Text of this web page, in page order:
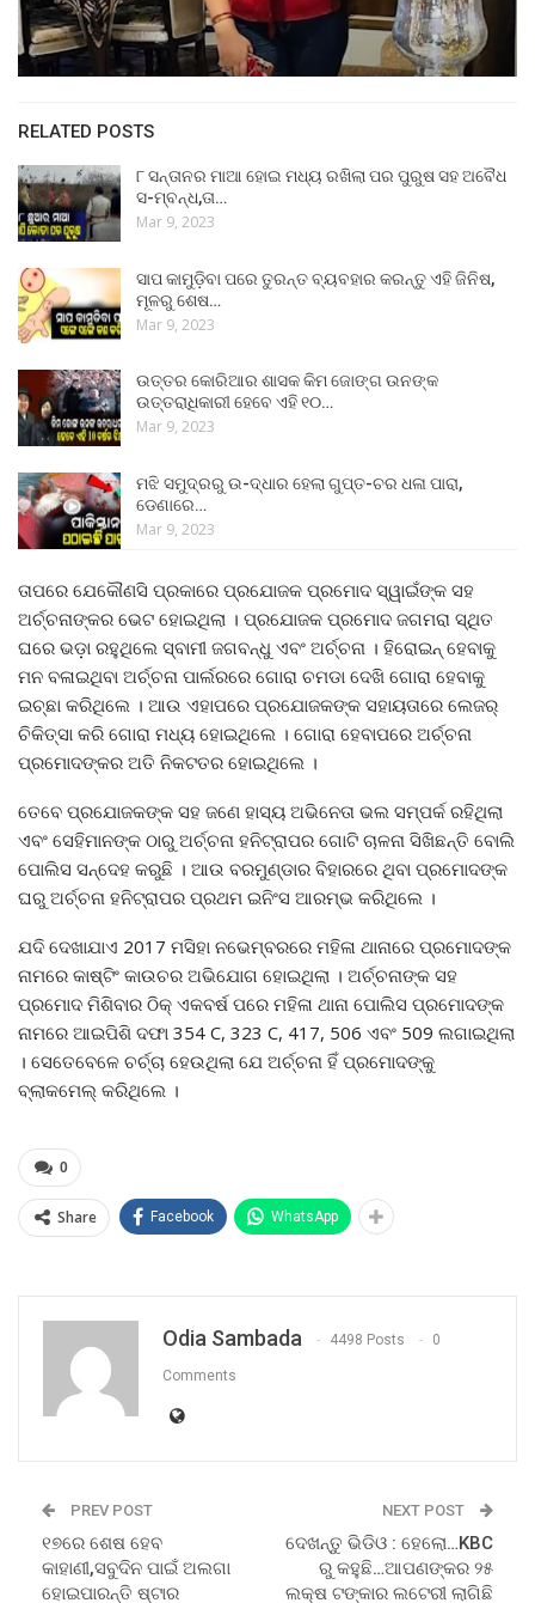
RELATED POSTS
୮ ସନ୍ତାନର ମାଆ ହୋଇ ମଧ୍ୟ ରଖିଲା ପର ପୁରୁଷ ସହ ଅବୈଧ
ସ-ମ୍ବନ୍ଧ,ତା…
Mar 9, 2023
ସାପ କାମୁଡ଼ିବା ପରେ ତୁରନ୍ତ ବ୍ୟବହାର କରନ୍ତୁ ଏହି ଜିନିଷ,
ମୂଳରୁ ଶେଷ…
Mar 9, 2023
ଉତ୍ତର କୋରିଆର ଶାସକ କିମ ଜୋଙ୍ଗ ଉନଙ୍କ
ଉତ୍ତରାଧିକାରୀ ହେବେ ଏହି ୧୦…
Mar 9, 2023
ମଝି ସମୁଦ୍ରରୁ ଉ-ଦ୍ଧାର ହେଲା ଗୁପ୍ତ-ଚର ଧଳା ପାରା,
ଡେଣାରେ…
Mar 9, 2023
ତାପରେ ଯେକୌଣସି ପ୍ରକାରେ ପ୍ରଯୋଜକ ପ୍ରମୋଦ ସ୍ୱାଇଁଙ୍କ ସହ
ଅର୍ଚ୍ଚନାଙ୍କର ଭେଟ ହୋଇଥିଲା । ପ୍ରଯୋଜକ ପ୍ରମୋଦ ଜଗମରା ସ୍ଥିତ
ଘରେ ଭଡ଼ା ରହୁଥିଲେ ସ୍ବାମୀ ଜଗବନ୍ଧୁ ଏବଂ ଅର୍ଚ୍ଚନା । ହିରୋଇନ୍ ହେବାକୁ
ମନ ବଳାଇଥିବା ଅର୍ଚ୍ଚନା ପାର୍ଲରରେ ଗୋରା ଚମଡା ଦେଖି ଗୋରା ହେବାକୁ
ଇଚ୍ଛା କରିଥିଲେ । ଆଉ ଏହାପରେ ପ୍ରଯୋଜକଙ୍କ ସହାୟତାରେ ଲେଜର୍
ଚିକିତ୍ସା କରି ଗୋରା ମଧ୍ୟ ହୋଇଥିଲେ । ଗୋରା ହେବାପରେ ଅର୍ଚ୍ଚନା
ପ୍ରମୋଦଙ୍କର ଅତି ନିକଟତର ହୋଇଥିଲେ ।
ତେବେ ପ୍ରଯୋଜକଙ୍କ ସହ ଜଣେ ହାସ୍ୟ ଅଭିନେତା ଭଲ ସମ୍ପର୍କ ରହିଥିଲା
ଏବଂ ସେହିମାନଙ୍କ ଠାରୁ ଅର୍ଚ୍ଚନା ହନିଟ୍ରାପର ଗୋଟି ଚାଳନା ସିଖିଛନ୍ତି ବୋଲି
ପୋଲିସ ସନ୍ଦେହ କରୁଛି । ଆଉ ବରମୁଣ୍ଡାର ବିହାରରେ ଥିବା ପ୍ରମୋଦଙ୍କ
ଘରୁ ଅର୍ଚ୍ଚନା ହନିଟ୍ରାପର ପ୍ରଥମ ଇନିଂସ ଆରମ୍ଭ କରିଥିଲେ ।
ଯଦି ଦେଖାଯାଏ 2017 ମସିହା ନଭେମ୍ବରରେ ମହିଳା ଥାନାରେ ପ୍ରମୋଦଙ୍କ
ନାମରେ କାଷ୍ଟିଂ କାଉଚର ଅଭିଯୋଗ ହୋଇଥିଲା । ଅର୍ଚ୍ଚନାଙ୍କ ସହ
ପ୍ରମୋଦ ମିଶିବାର ଠିକ୍ ଏକବର୍ଷ ପରେ ମହିଳା ଥାନା ପୋଲିସ ପ୍ରମୋଦଙ୍କ
ନାମରେ ଆଇପିଶି ଦଫା 354 C, 323 C, 417, 506 ଏବଂ 509 ଲଗାଇଥିଲା
। ସେତେବେଳେ ଚର୍ଚ୍ଚା ହେଉଥିଲା ଯେ ଅର୍ଚ୍ଚନା ହିଁ ପ୍ରମୋଦଙ୍କୁ
ବ୍ଲାକମେଲ୍ କରିଥିଲେ ।
0
Share Facebook WhatsApp
Odia Sambada 4498 Posts 0
Comments
PREV POST
୧୭ରେ ଶେଷ ହେବ
କାହାଣୀ,ସବୁଦିନ ପାଇଁ ଅଲଗା
ହୋଇପାରନ୍ତି ଷ୍ଟାର
NEXT POST
ଦେଖନ୍ତୁ ଭିଡିଓ : ହେଲୋ…KBC
ରୁ କହୁଛି…ଆପଣଙ୍କର ୨୫
ଲକ୍ଷ ଟଙ୍କାର ଲଟେରୀ ଲାଗିଛି